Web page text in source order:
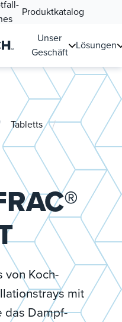
Produktkatalog
Unser
Geschäft
Lösungen
Tabletts /
von Koch-
mit
das Dampf-